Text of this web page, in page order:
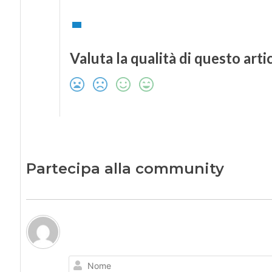
Valuta la qualità di questo
Partecipa alla community